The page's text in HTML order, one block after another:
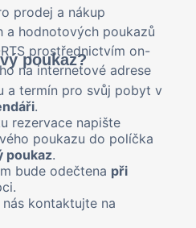
prodej a nákup
hodnotových poukazů
prostřednictvím on-
na internetové adrese
poukaz?
a termín pro svůj pobyt v
.
rezervace napište
poukazu do políčka
poukaz.
bude odečtena při
kontaktujte na